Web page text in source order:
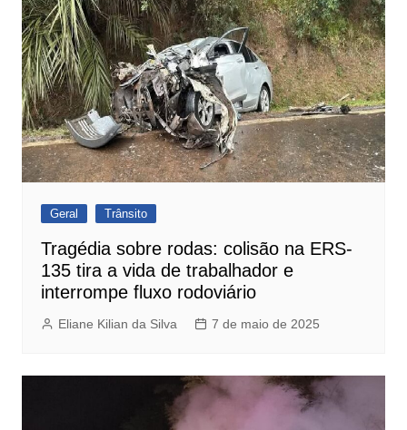
Geral Trânsito
Tragédia sobre rodas: colisão na ERS-
135 tira a vida de trabalhador e
interrompe fluxo rodoviário
Eliane Kilian da Silva 7 de maio de 2025